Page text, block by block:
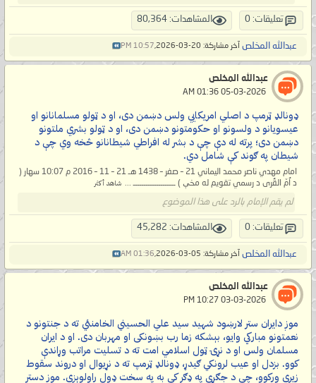
تعليقات: 0 المشاهدات: 80,364
عبدالله المخلص آخر مشاركة: 20-03-2026, 10:57 PM
عبدالله المخلص
ډونالډ ټرمپ د اصلي امريکايي ولس دښمن دی، او د ټولو مسلمانانو او
عيسويانو د ولسونو او حکومتونو دښمن دی، او د ټولو بشري ملتونو
دښمن دی؛ پرته له دې چې د بشر له افراطي شيطانانو څخه وي چې د
شيطان په ګوند کې شامل دي.
امام مهدي ناصر محمد اليماني 21 – صفر – 1438 هـ 21 – 11 – 2016 م 10:07 سهار (
د اُمّ القُرى د رسمي تقويم له مخې ) ــــــــــــــــــــ ... شاهد أكثر
لم يقم الإمام بالرد على هذا الموضوع
تعليقات: 0 المشاهدات: 45,282
عبدالله المخلص آخر مشاركة: 05-03-2026, 01:36 AM
عبدالله المخلص
موږ دایران ستر لارښود شهید سید علي الحسيني الخامنئي ته د جنتونو د
نعمتونو مبارکي وایو، بېشکه زما رب بښونکی او مهربان دی. او د ایران
مسلمان ولس او د نړۍ ټول اسلامي امت ته د تسلیت مراتب وړاندې
کوو. بزدل او عیب لرونکي ګیدړ، ډونالډ ټرمپ ته د نړیوال او دروند سقوط
زیری ورکوو، چې د جګړې په ډګر کې به په سخت ډول راولوېږي. موږ دستر